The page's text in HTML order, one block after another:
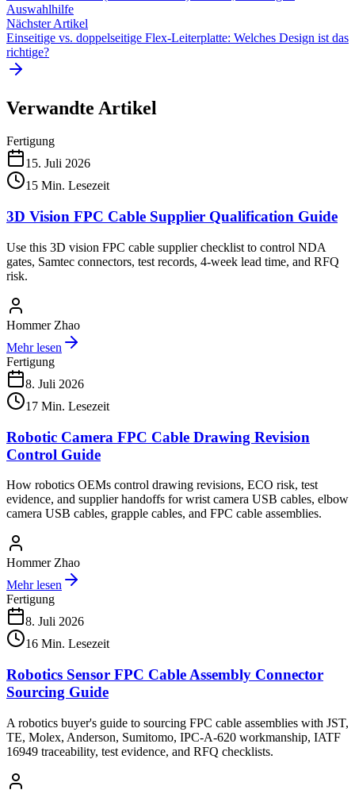
Auswahlhilfe
Nächster Artikel
Einseitige vs. doppelseitige Flex-Leiterplatte: Welches Design ist das
richtige?
Verwandte Artikel
Fertigung
15. Juli 2026
15 Min. Lesezeit
3D Vision FPC Cable Supplier Qualification Guide
Use this 3D vision FPC cable supplier checklist to control NDA
gates, Samtec connectors, test records, 4-week lead time, and RFQ
risk.
Hommer Zhao
Mehr lesen
Fertigung
8. Juli 2026
17 Min. Lesezeit
Robotic Camera FPC Cable Drawing Revision
Control Guide
How robotics OEMs control drawing revisions, ECO risk, test
evidence, and supplier handoffs for wrist camera USB cables, elbow
camera USB cables, grapple cables, and FPC cable assemblies.
Hommer Zhao
Mehr lesen
Fertigung
8. Juli 2026
16 Min. Lesezeit
Robotics Sensor FPC Cable Assembly Connector
Sourcing Guide
A robotics buyer's guide to sourcing FPC cable assemblies with JST,
TE, Molex, Anderson, Sumitomo, IPC-A-620 workmanship, IATF
16949 traceability, test evidence, and RFQ checklists.